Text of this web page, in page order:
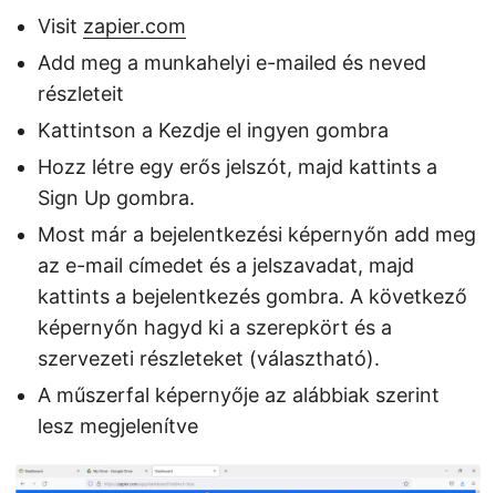
Visit zapier.com
Add meg a munkahelyi e-mailed és neved
részleteit
Kattintson a Kezdje el ingyen gombra
Hozz létre egy erős jelszót, majd kattints a
Sign Up gombra.
Most már a bejelentkezési képernyőn add meg
az e-mail címedet és a jelszavadat, majd
kattints a bejelentkezés gombra. A következő
képernyőn hagyd ki a szerepkört és a
szervezeti részleteket (választható).
A műszerfal képernyője az alábbiak szerint
lesz megjelenítve